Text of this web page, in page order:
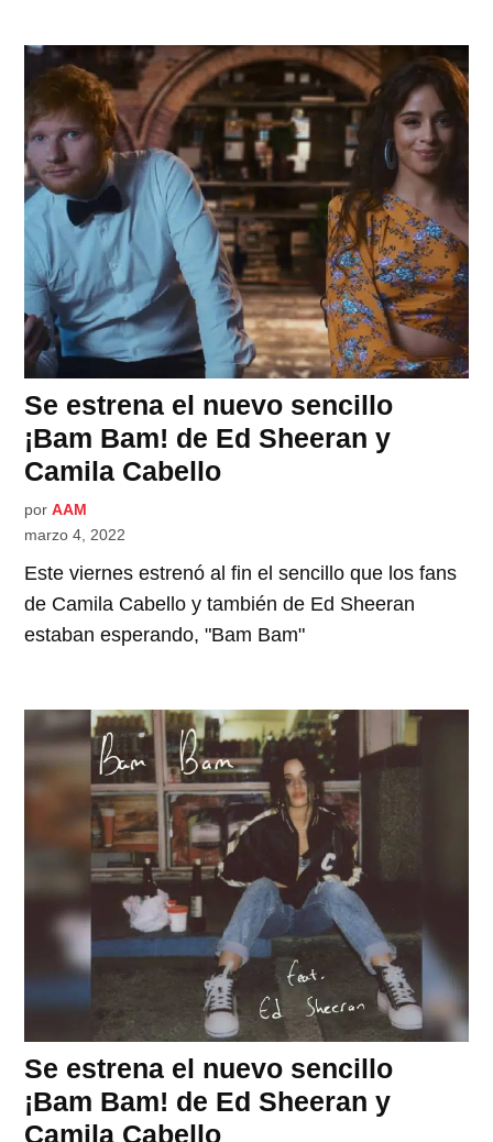
Se estrena el nuevo sencillo
¡Bam Bam! de Ed Sheeran y
Camila Cabello
por AAM
marzo 4, 2022
Este viernes estrenó al fin el sencillo que los fans
de Camila Cabello y también de Ed Sheeran
estaban esperando, "Bam Bam"
Se estrena el nuevo sencillo
¡Bam Bam! de Ed Sheeran y
Camila Cabello